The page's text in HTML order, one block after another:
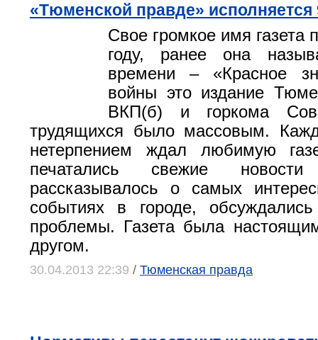
«Тюменской правде» исполняется
Свое громкое имя газета
году, ранее она
времени – «Красное
войны это издание
ВКП(б) и горкома
трудящихся было массовым.
нетерпением ждал любимую
печатались свежие
рассказывалось о самых
событиях в городе,
проблемы. Газета была
другом.
30.04.2013 22:39 / Тюменская правда